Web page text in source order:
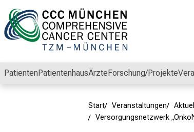
PatientenPatientenhausÄrzteForschung/Projekte
Start Veranstaltungen
Versorgungsnetzwerk